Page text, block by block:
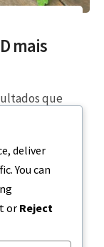
mais
que
2023
deliver
You can
or Reject